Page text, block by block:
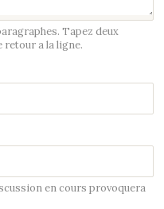
Tapez deux
retour a la ligne.
en cours provoquera